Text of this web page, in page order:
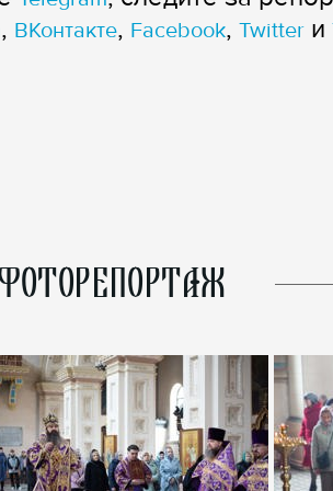
, ВКонтакте, Facebook, Twitter и